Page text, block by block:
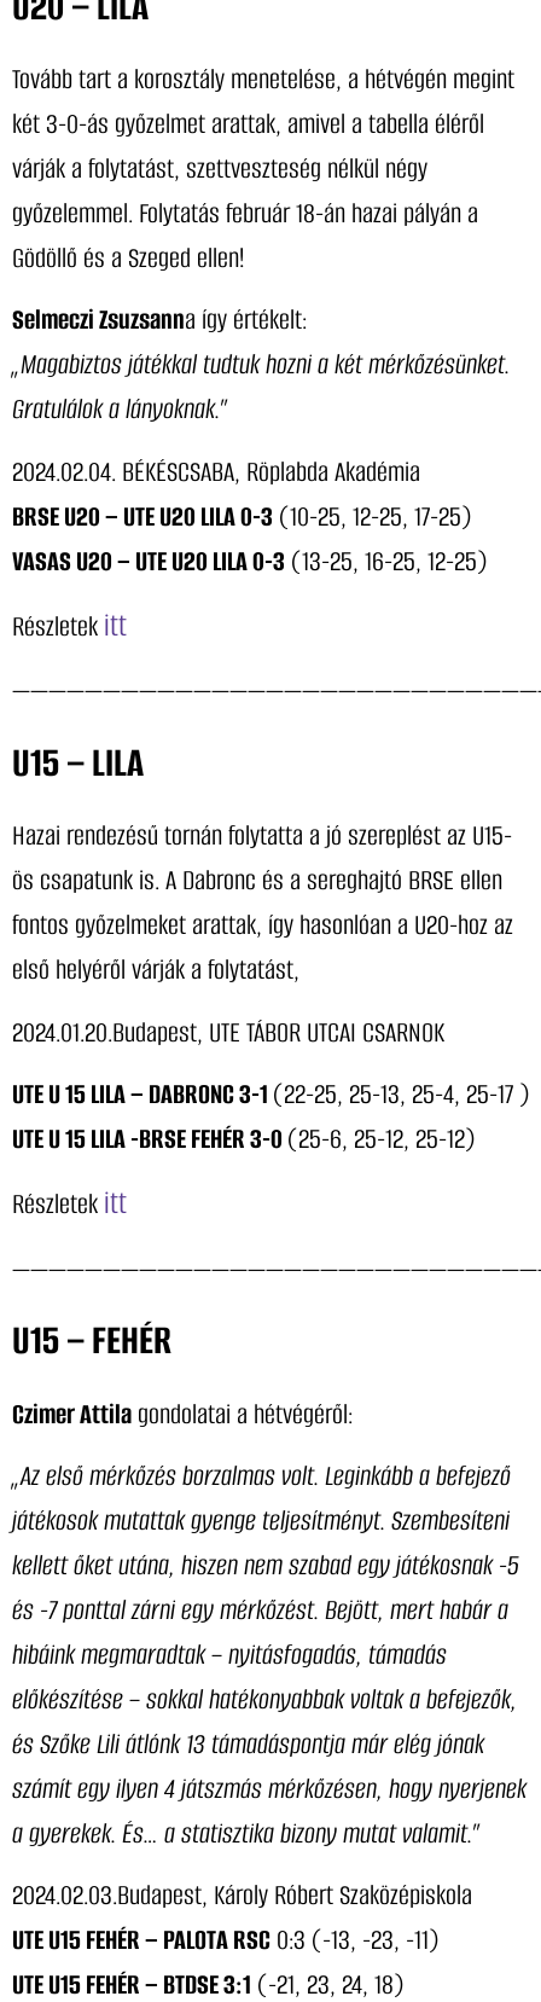
Tovább tart a korosztály menetelése, a hétvégén megint
két 3-0-ás győzelmet arattak, amivel a tabella éléről
várják a folytatást, szettveszteség nélkül négy
győzelemmel. Folytatás február 18-án hazai pályán a
Gödöllő és a Szeged ellen!
Selmeczi Zsuzsanna így értékelt:
„Magabiztos játékkal tudtuk hozni a két mérkőzésünket.
Gratulálok a lányoknak.”
2024.02.04. BÉKÉSCSABA, Röplabda Akadémia
BRSE U20 – UTE U20 LILA 0-3 (10-25, 12-25, 17-25)
VASAS U20 – UTE U20 LILA 0-3 (13-25, 16-25, 12-25)
Részletekitt
U15 – LILA
Hazai rendezésű tornán folytatta a jó szereplést az U15-
ös csapatunk is. A Dabronc és a sereghajtó BRSE ellen
fontos győzelmeket arattak, így hasonlóan a U20-hoz az
első helyéről várják a folytatást,
2024.01.20.Budapest, UTE TÁBOR UTCAI CSARNOK
UTE U 15 LILA – DABRONC 3-1(22-25, 25-13, 25-4, 25-17 )
UTE U 15 LILA -BRSE FEHÉR 3-0(25-6, 25-12, 25-12)
Részletekitt
U15 – FEHÉR
Czimer Attilagondolatai a hétvégéről:
„Az első mérkőzés borzalmas volt. Leginkább a befejező
játékosok mutattak gyenge teljesítményt. Szembesíteni
kellett őket utána, hiszen nem szabad egy játékosnak -5
és -7 ponttal zárni egy mérkőzést. Bejött, mert habár a
hibáink megmaradtak – nyitásfogadás, támadás
előkészítése – sokkal hatékonyabbak voltak a befejezők,
és Szőke Lili átlónk 13 támadáspontja már elég jónak
számít egy ilyen 4 játszmás mérkőzésen, hogy nyerjenek
a gyerekek. És… a statisztika bizony mutat valamit.”
2024.02.03.Budapest, Károly Róbert Szaközépiskola
UTE U15 FEHÉR – PALOTA RSC0:3 (-13, -23, -11)
UTE U15 FEHÉR – BTDSE 3:1 (-21, 23, 24, 18)